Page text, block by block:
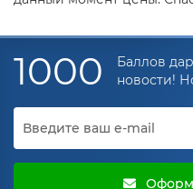
1000
Баллов
новости!